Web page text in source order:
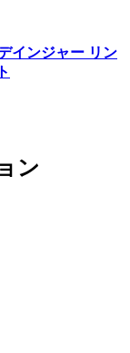
インジャー リン
ン